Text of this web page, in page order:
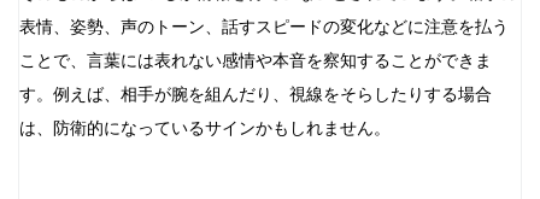
表情、姿勢、声のトーン、話すスピードの変化などに注意を払う
ことで、言葉には表れない感情や本音を察知することができま
す。例えば、相手が腕を組んだり、視線をそらしたりする場合
は、防衛的になっているサインかもしれません。